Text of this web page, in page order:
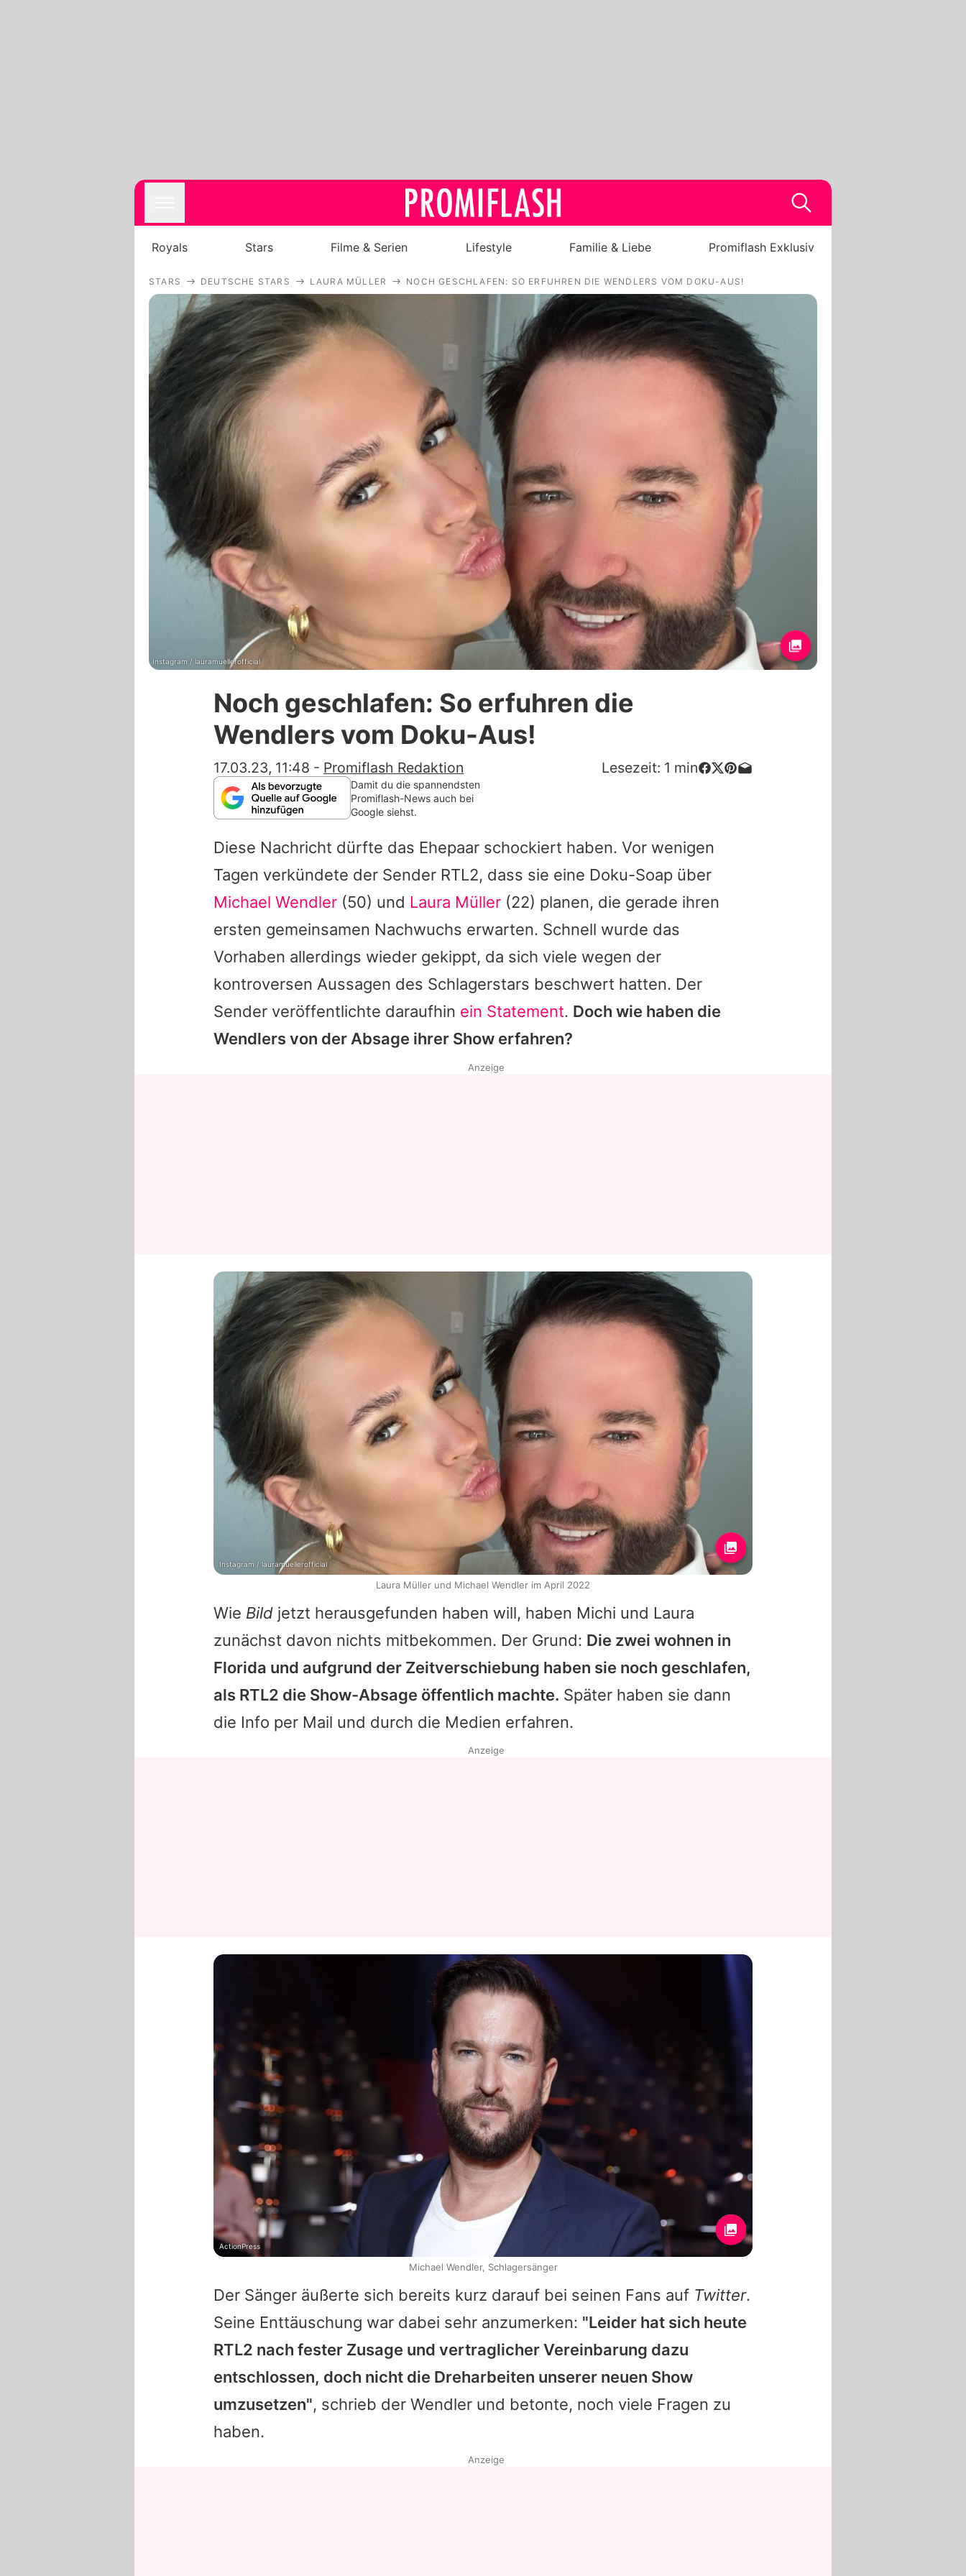
Royals
Filme & Serien
Lifestyle
Familie & Liebe
Promiflash Exklusiv
Alle Themen auf Promiflash
Jobs
App runterladen
Team
Redaktionelle Richtlinien
Impressum
Datenschutzerklärung
Nutzungsbedingungen
Utiq verwalten
Royals Stars Filme & Serien Lifestyle Familie & Liebe Promiflash Exklusiv
STARS DEUTSCHE STARS LAURA MÜLLER NOCH GESCHLAFEN: SO ERFUHREN DIE WENDLERS VOM DOKU-AUS!
Instagram / lauramuellerofficial
Noch geschlafen: So erfuhren die
Wendlers vom Doku-Aus!
17.03.23, 11:48 - Promiflash Redaktion Lesezeit: 1 min
Damit du die spannendsten
Promiflash-News auch bei
Google siehst.
Diese Nachricht dürfte das Ehepaar schockiert haben. Vor wenigen
Tagen verkündete der Sender RTL2, dass sie eine Doku-Soap über
Michael Wendler (50) und Laura Müller (22) planen, die gerade ihren
ersten gemeinsamen Nachwuchs erwarten. Schnell wurde das
Vorhaben allerdings wieder gekippt, da sich viele wegen der
kontroversen Aussagen des Schlagerstars beschwert hatten. Der
Sender veröffentlichte daraufhin ein Statement. Doch wie haben die
Wendlers von der Absage ihrer Show erfahren?
Wie Bild jetzt herausgefunden haben will, haben Michi und Laura
zunächst davon nichts mitbekommen. Der Grund: Die zwei wohnen in
Florida und aufgrund der Zeitverschiebung haben sie noch geschlafen,
als RTL2 die Show-Absage öffentlich machte. Später haben sie dann
die Info per Mail und durch die Medien erfahren.
Der Sänger äußerte sich bereits kurz darauf bei seinen Fans auf Twitter.
Seine Enttäuschung war dabei sehr anzumerken: "Leider hat sich heute
RTL2 nach fester Zusage und vertraglicher Vereinbarung dazu
entschlossen, doch nicht die Dreharbeiten unserer neuen Show
umzusetzen", schrieb der Wendler und betonte, noch viele Fragen zu
haben.
Anzeige
Instagram / lauramuellerofficial
Laura Müller und Michael Wendler im April 2022
Anzeige
ActionPress
Michael Wendler, Schlagersänger
Anzeige